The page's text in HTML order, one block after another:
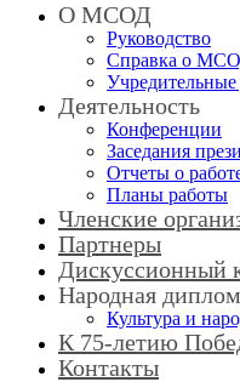
О МСОД
Руководство
Справка о
Деятельность
Конференции
Заседания
Отчеты о
Планы работы
Членские
Партнеры
Дискуссионный
Народная
Культура и
К 75-летию
Контакты